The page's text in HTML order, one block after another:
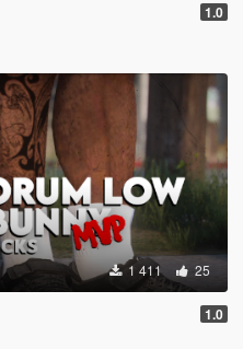
1.0
1 411 25
1.0